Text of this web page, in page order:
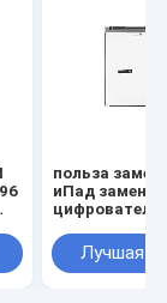
польза
иПад замены
цифрователя
Ген иПад
ая
Лучшая